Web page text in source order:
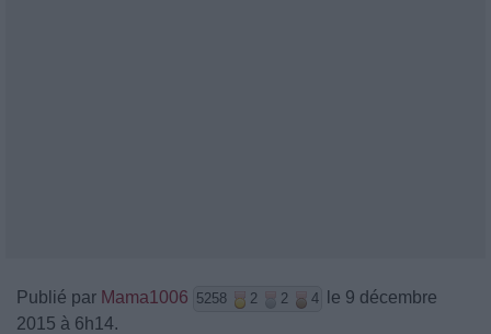
Publié par Mama1006 5258 2 2 4
le 9 décembre
2015 à 6h14.